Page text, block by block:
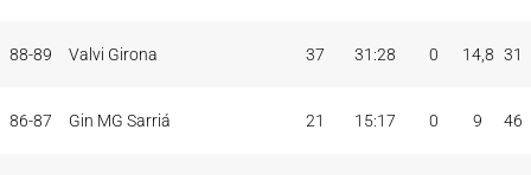
TEMP CLUB 5I
88-89 Valvi Girona 37 31:28 0 14,8 31
86-87 Gin MG Sarriá 21 15:17 0 9 46